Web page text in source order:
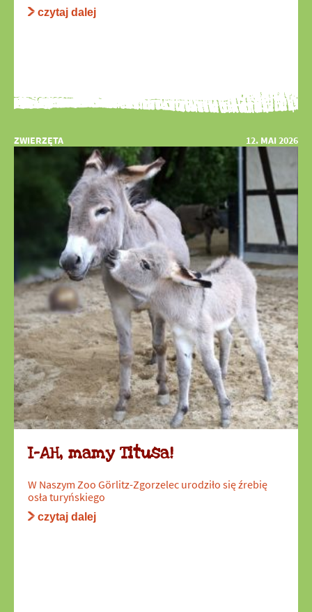
czytaj dalej
ZWIERZĘTA 12. MAI 2026
I-AH, mamy Titusa!
W Naszym Zoo Görlitz-Zgorzelec urodziło się źrebię
osła turyńskiego
czytaj dalej